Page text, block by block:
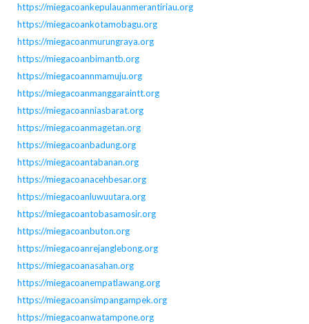
https://miegacoankepulauanmerantiriau.org
https://miegacoankotamobagu.org
https://miegacoanmurungraya.org
https://miegacoanbimantb.org
https://miegacoannmamuju.org
https://miegacoanmanggaraintt.org
https://miegacoanniasbarat.org
https://miegacoanmagetan.org
https://miegacoanbadung.org
https://miegacoantabanan.org
https://miegacoanacehbesar.org
https://miegacoanluwuutara.org
https://miegacoantobasamosir.org
https://miegacoanbuton.org
https://miegacoanrejanglebong.org
https://miegacoanasahan.org
https://miegacoanempatlawang.org
https://miegacoansimpangampek.org
https://miegacoanwatampone.org